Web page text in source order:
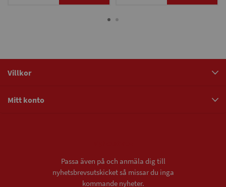
Villkor
Mitt konto
Passa även på och anmäla dig till
nyhetsbrevsutskicket så missar du inga
kommande nyheter.